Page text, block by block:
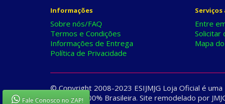
Informações
Sobre nós/FAQ
Termos e Condições
Informações de Entrega
Política de Privacidade
Entre
Solicitar
Mapa
© Copyright 2008-2023 ESIJMJG Loja Oficial é
Empresa 100% Brasileira. Site remodelado por
Fale Conosco no ZAP!